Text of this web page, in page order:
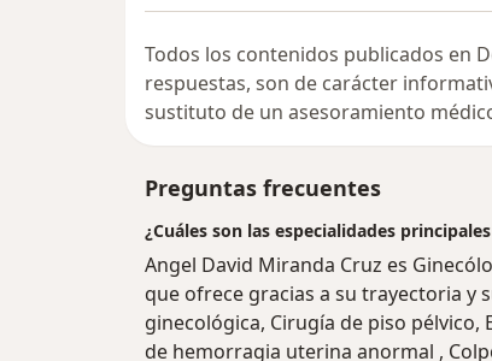
Todos los contenidos publicados en
respuestas, son de carácter
sustituto de un asesoramiento
Preguntas frecuentes
¿Cuáles son las especialidades
Angel David Miranda Cruz es
que ofrece gracias a su trayectoria y
ginecológica, Cirugía de piso
de hemorragia uterina anormal ,